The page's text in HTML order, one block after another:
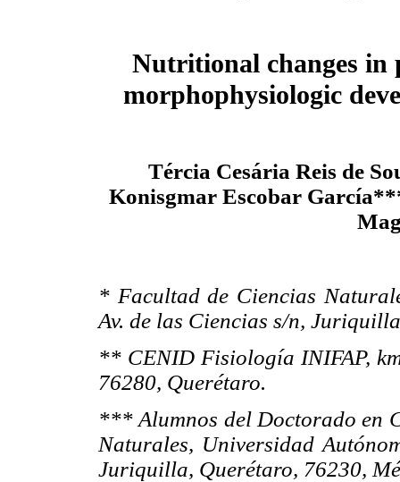
Nutritional changes in
morphophysiologic
Tércia Cesária Reis de
Konisgmar Escobar
* Facultad de Ciencias
Av. de las Ciencias s/n,
** CENID Fisiología INIFAP,
76280, Querétaro.
*** Alumnos del Doctorado en
Naturales, Universidad
Juriquilla, Querétaro, 76230,